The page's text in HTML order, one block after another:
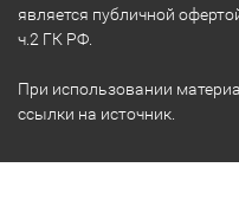
является публичной
ч.2 ГК РФ.
При использовании
ссылки на источник.